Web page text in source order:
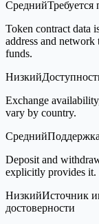
СреднийТребуется
Token contract data
address and
funds.
Низкий
Exchange
vary by country.
Средний
Deposit and
explicitly provides it.
НизкийИсточник
достоверности